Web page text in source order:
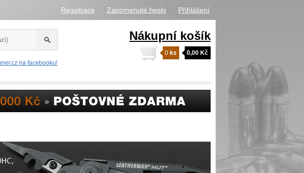
Registrace Zapomenuté heslo Přihlášení
Nákupní košík
0,00 Kč
0 ks
na facebooku!